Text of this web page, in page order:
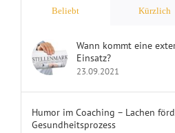
Beliebt Kürzlich
Wann kommt eine
Einsatz?
23.09.2021
Humor im Coaching – Lachen
Gesundheitsprozess